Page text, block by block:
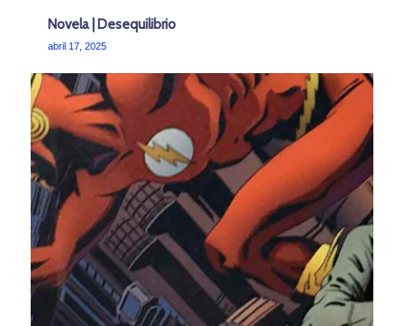
Novela | Desequilibrio
abril 17, 2025